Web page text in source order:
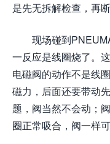
是先无拆解检查，再
现场碰到
一反应是线圈烧了。
电磁阀的动作不是线
磁力，后面还要带动
题，阀当然不会动；
圈正常吸合，阀一样